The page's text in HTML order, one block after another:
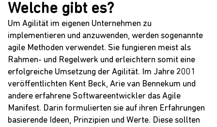
Welche gibt es?
Um Agilität im eigenen Unternehmen zu
implementieren und anzuwenden, werden sogenannte
agile Methoden verwendet. Sie fungieren meist als
Rahmen- und Regelwerk und erleichtern somit eine
erfolgreiche Umsetzung der Agilität. Im Jahre 2001
veröffentlichten Kent Beck, Arie van Bennekum und
andere erfahrene Softwareentwickler das Agile
Manifest. Darin formulierten sie auf ihren Erfahrungen
basierende Ideen, Prinzipien und Werte. Diese sollten